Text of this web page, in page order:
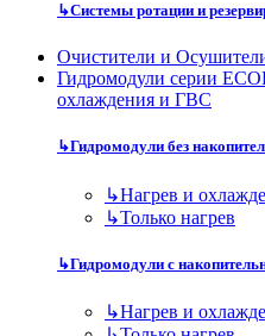
↳Системы ротации и
Очистители и
Гидромодули серии
охлаждения и ГВС
↳Гидромодули без
↳Нагрев и
↳Только нагрев
↳Гидромодули с
↳Нагрев и